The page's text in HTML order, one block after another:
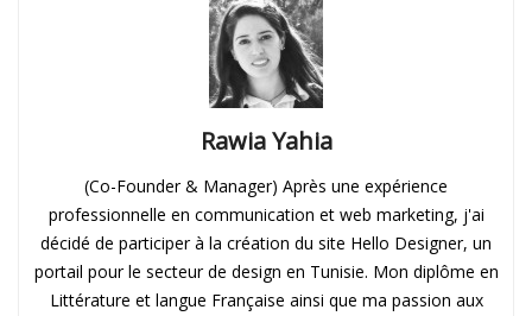
Rawia Yahia
(Co-Founder & Manager) Après une expérience
professionnelle en communication et web marketing, j'ai
décidé de participer à la création du site Hello Designer, un
portail pour le secteur de design en Tunisie. Mon diplôme en
Littérature et langue Française ainsi que ma passion aux